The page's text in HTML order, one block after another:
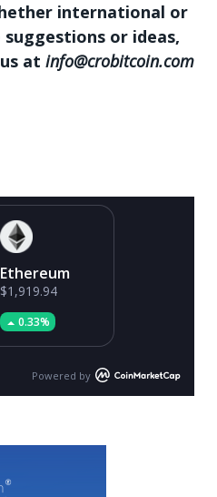
international or
or ideas,
at info@crobitcoin.com
Ethereum
$1,919.94
0.33%
Powered by